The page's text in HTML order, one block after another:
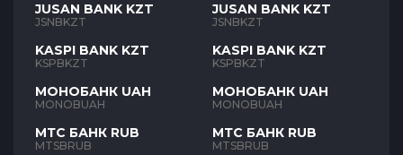
JUSAN BANK KZT
JSNBKZT
KASPI BANK KZT
KSPBKZT
МОНОБАНК UAH
MONOBUAH
МТС БАНК RUB
MTSBRUB
JUSAN BANK KZT
JSNBKZT
KASPI BANK KZT
KSPBKZT
МОНОБАНК UAH
MONOBUAH
МТС БАНК RUB
MTSBRUB